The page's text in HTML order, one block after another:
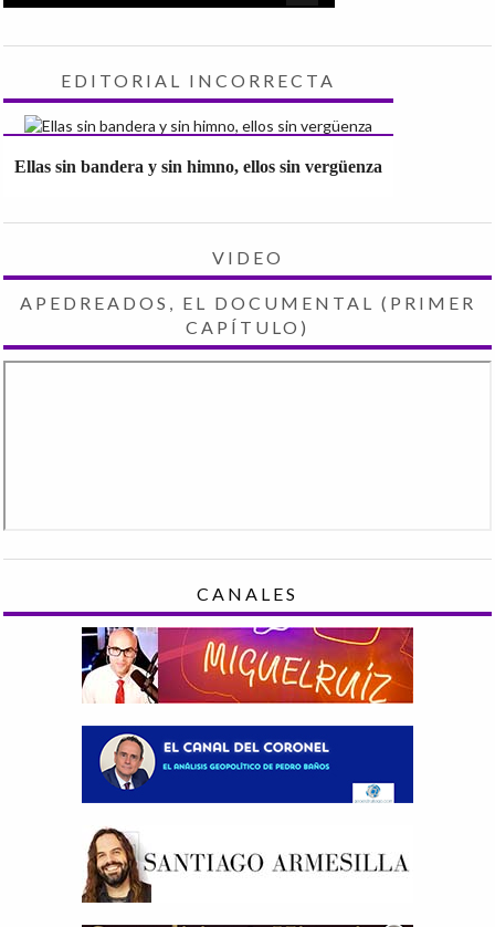
EDITORIAL INCORRECTA
Ellas sin bandera y sin himno, ellos sin vergüenza
VIDEO
APEDREADOS, EL DOCUMENTAL (PRIMER
CAPÍTULO)
CANALES